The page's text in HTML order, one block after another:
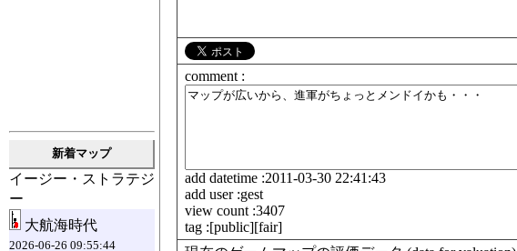
新着マップ
イージー・ストラテジ
ー
大航海時代
2026-06-26 09:55:44
comment :
add datetime :2011-03-30 22:41:43
add user :gest
view count :3407
tag :[public][fair]